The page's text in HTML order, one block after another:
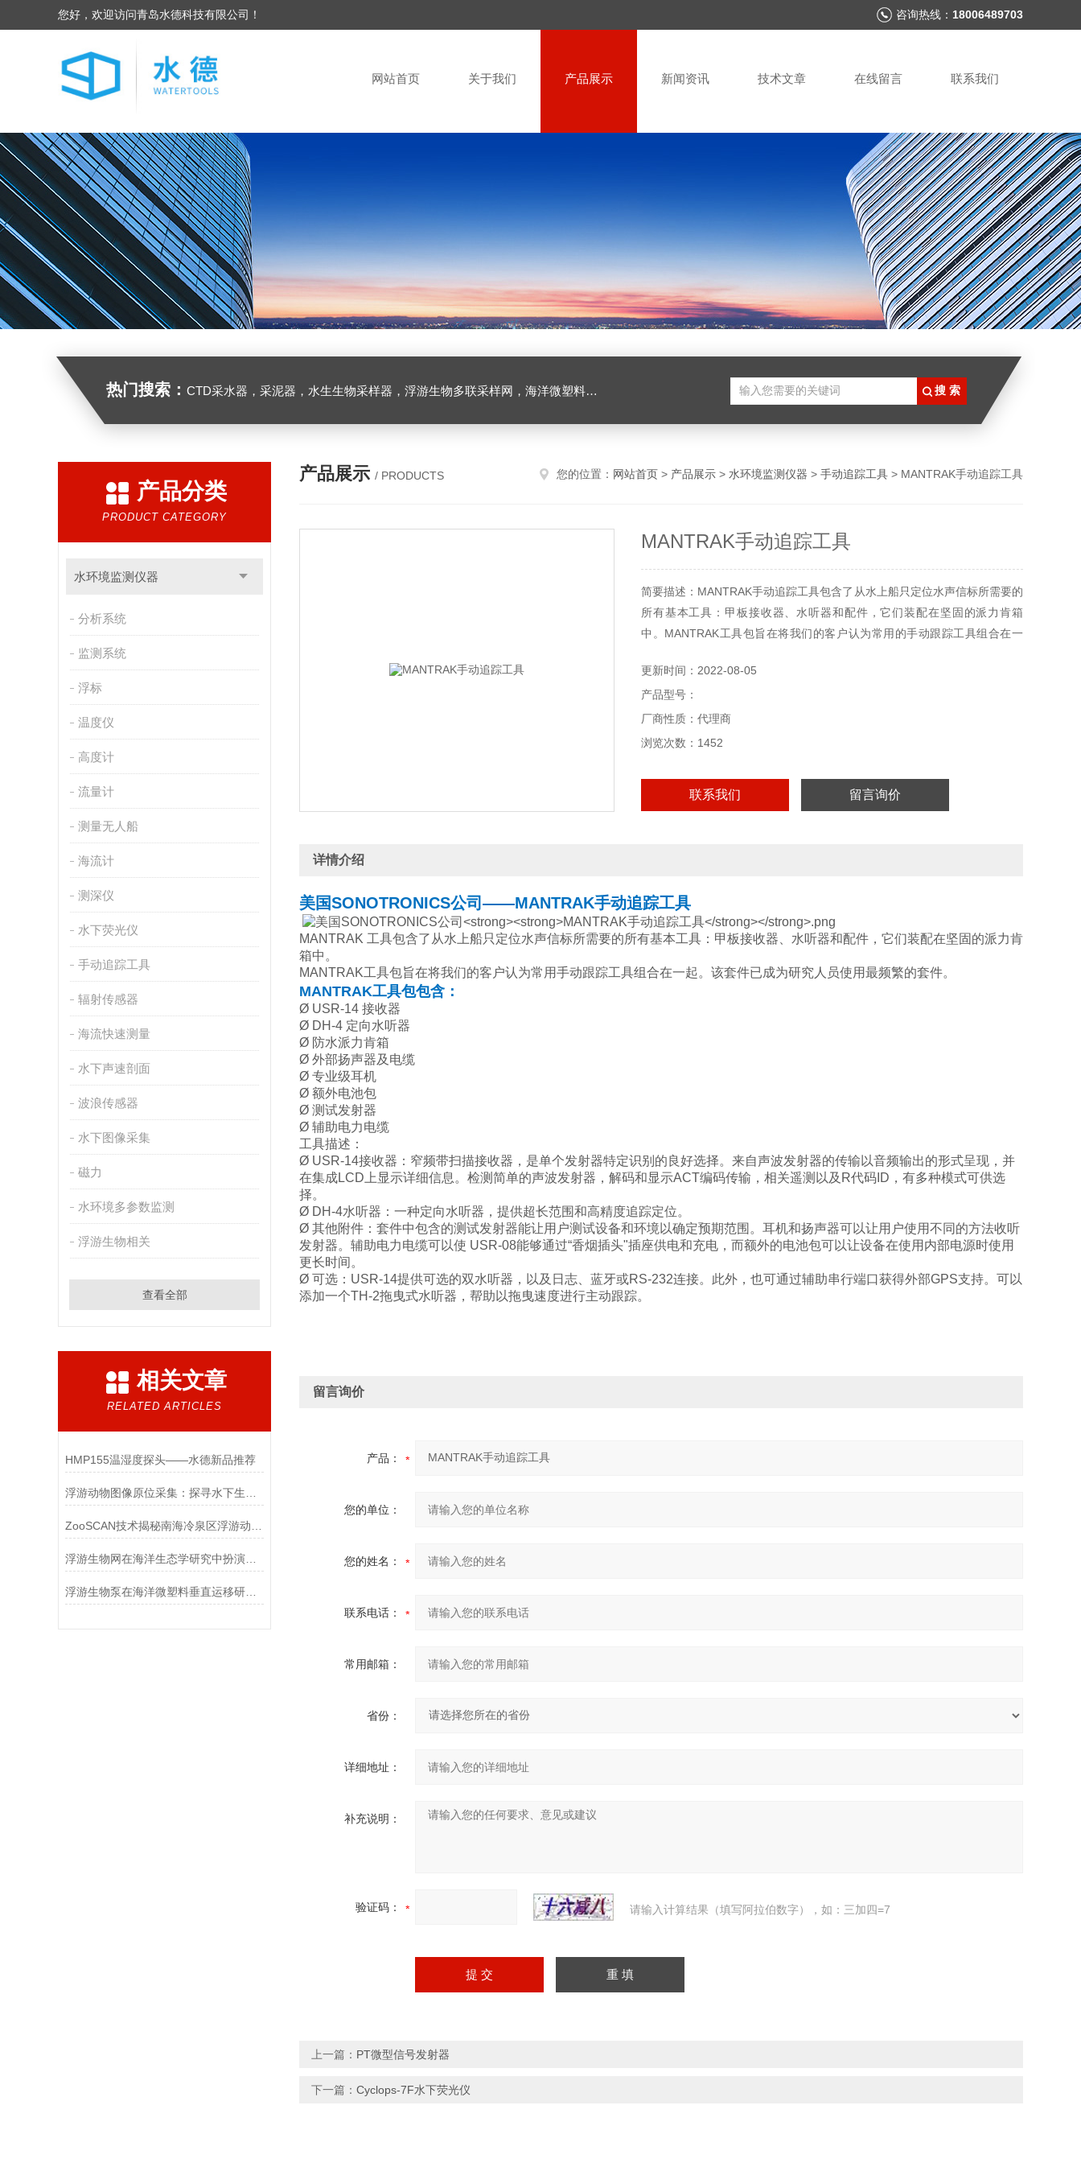
您好，欢迎访问青岛水德科技有限公司！ 咨询热线： 18006489703
网站首页 关于我们 产品展示 新闻资讯 技术文章 在线留言 联系我们
热门搜索： CTD采水器，采泥器，水生生物采样器，浮游生物多联采样网，海洋微塑料采样分析系统，浮游动物扫描分析系统，水下颗粒物和浮游动物图像原位采集系统，多通道沉积物捕集器，高精度温盐深仪，水下原位营养盐分析仪，海洋二氧化碳分压监测仪，超短基线水下定位系统等
产品分类
PRODUCT CATEGORY
水环境监测仪器
分析系统
监测系统
浮标
温度仪
高度计
流量计
测量无人船
海流计
测深仪
水下荧光仪
手动追踪工具
辐射传感器
海流快速测量
水下声速剖面
波浪传感器
水下图像采集
磁力
水环境多参数监测
浮游生物相关
查看全部
相关文章
RELATED ARTICLES
HMP155温湿度探头——水德新品推荐
浮游生物网在海洋生态学研究中扮演着重要角色
浮游生物泵在海洋微塑料垂直运移研究中的应用
产品展示 / PRODUCTS 您的位置： 网站首页 > 产品展示 > 水环境监测仪器 > 手动追踪工具 > MANTRAK手动追踪工具
MANTRAK手动追踪工具
简要描述：MANTRAK手动追踪工具包含了从水上船只定位水声信标所需要的
所有基本工具：甲板接收器、水听器和配件，它们装配在坚固的派力肯箱
中。MANTRAK工具包旨在将我们的客户认为常用的手动跟踪工具组合在一
更新时间：2022-08-05
产品型号：
厂商性质：代理商
浏览次数：1452
联系我们 留言询价
详情介绍
美国SONOTRONICS公司——MANTRAK手动追踪工具
MANTRAK 工具包含了从水上船只定位水声信标所需要的所有基本工具：甲板接收器、水听器和配件，它们装配在坚固的派力肯
箱中。
MANTRAK工具包旨在将我们的客户认为常用手动跟踪工具组合在一起。该套件已成为研究人员使用最频繁的套件。
MANTRAK工具包包含：
Ø USR-14 接收器
Ø DH-4 定向水听器
Ø 防水派力肯箱
Ø 外部扬声器及电缆
Ø 专业级耳机
Ø 额外电池包
Ø 测试发射器
Ø 辅助电力电缆
工具描述：
Ø USR-14接收器：窄频带扫描接收器，是单个发射器特定识别的良好选择。来自声波发射器的传输以音频输出的形式呈现，并
在集成LCD上显示详细信息。检测简单的声波发射器，解码和显示ACT编码传输，相关遥测以及R代码ID，有多种模式可供选
择。
Ø DH-4水听器：一种定向水听器，提供超长范围和高精度追踪定位。
Ø 其他附件：套件中包含的测试发射器能让用户测试设备和环境以确定预期范围。耳机和扬声器可以让用户使用不同的方法收听
发射器。辅助电力电缆可以使 USR-08能够通过“香烟插头"插座供电和充电，而额外的电池包可以让设备在使用内部电源时使用
更长时间。
Ø 可选：USR-14提供可选的双水听器，以及日志、蓝牙或RS-232连接。此外，也可通过辅助串行端口获得外部GPS支持。可以
添加一个TH-2拖曳式水听器，帮助以拖曳速度进行主动跟踪。
留言询价
产品：
您的单位：
您的姓名：
联系电话：
常用邮箱：
省份：
详细地址：
补充说明：
验证码： 请输入计算结果（填写阿拉伯数字），如：三加四=7
上一篇： PT微型信号发射器
下一篇： Cyclops-7F水下荧光仪